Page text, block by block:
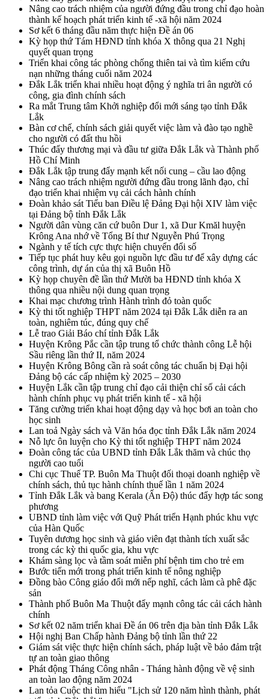
Nâng cao trách nhiệm của người đứng đầu trong chỉ đạo hoàn
thành kế hoạch phát triển kinh tế -xã hội năm 2024
Sơ kết 6 tháng đầu năm thực hiện Đề án 06
Kỳ họp thứ Tám HĐND tỉnh khóa X thông qua 21 Nghị
quyết quan trọng
Triển khai công tác phòng chống thiên tai và tìm kiếm cứu
nạn những tháng cuối năm 2024
Đắk Lắk triển khai nhiều hoạt động ý nghĩa tri ân người có
công, gia đình chính sách
Ra mắt Trung tâm Khởi nghiệp đổi mới sáng tạo tỉnh Đắk
Lắk
Bàn cơ chế, chính sách giải quyết việc làm và đào tạo nghề
cho người có đất thu hồi
Thúc đẩy thương mại và đầu tư giữa Đắk Lắk và Thành phố
Hồ Chí Minh
Đắk Lắk tập trung đẩy mạnh kết nối cung – cầu lao động
Nâng cao trách nhiệm người đứng đầu trong lãnh đạo, chỉ
đạo triển khai nhiệm vụ cải cách hành chính
Đoàn khảo sát Tiểu ban Điều lệ Đảng Đại hội XIV làm việc
tại Đảng bộ tỉnh Đắk Lắk
Người dân vùng căn cứ buôn Dur 1, xã Dur Kmăl huyện
Krông Ana nhớ về Tổng Bí thư Nguyễn Phú Trọng
Ngành y tế tích cực thực hiện chuyển đổi số
Tiếp tục phát huy kêu gọi nguồn lực đầu tư để xây dựng các
công trình, dự án của thị xã Buôn Hồ
Kỳ họp chuyên đề lần thứ Mười ba HĐND tỉnh khóa X
thông qua nhiều nội dung quan trọng
Khai mạc chương trình Hành trình đỏ toàn quốc
Kỳ thi tốt nghiệp THPT năm 2024 tại Đắk Lắk diễn ra an
toàn, nghiêm túc, đúng quy chế
Lễ trao Giải Báo chí tỉnh Đắk Lắk
Huyện Krông Pắc cần tập trung tổ chức thành công Lễ hội
Sầu riêng lần thứ II, năm 2024
Huyện Krông Bông cần rà soát công tác chuẩn bị Đại hội
Đảng bộ các cấp nhiệm kỳ 2025 – 2030
Huyện Lắk cần tập trung chỉ đạo cải thiện chỉ số cải cách
hành chính phục vụ phát triển kinh tế - xã hội
Tăng cường triển khai hoạt động dạy và học bơi an toàn cho
học sinh
Lan toả Ngày sách và Văn hóa đọc tỉnh Đắk Lắk năm 2024
Nỗ lực ôn luyện cho Kỳ thi tốt nghiệp THPT năm 2024
Đoàn công tác của UBND tỉnh Đắk Lắk thăm và chúc thọ
người cao tuổi
Chi cục Thuế TP. Buôn Ma Thuột đối thoại doanh nghiệp về
chính sách, thủ tục hành chính thuế lần 1 năm 2024
Tỉnh Đắk Lắk và bang Kerala (Ấn Độ) thúc đẩy hợp tác song
phương
UBND tỉnh làm việc với Quỹ Phát triển Hạnh phúc khu vực
của Hàn Quốc
Tuyên dương học sinh và giáo viên đạt thành tích xuất sắc
trong các kỳ thi quốc gia, khu vực
Khám sàng lọc và tầm soát miễn phí bệnh tim cho trẻ em
Bước tiến mới trong phát triển kinh tế nông nghiệp
Đồng bào Công giáo đổi mới nếp nghĩ, cách làm cà phê đặc
sản
Thành phố Buôn Ma Thuột đẩy mạnh công tác cải cách hành
chính
Sơ kết 02 năm triển khai Đề án 06 trên địa bàn tỉnh Đắk Lắk
Hội nghị Ban Chấp hành Đảng bộ tỉnh lần thứ 22
Giám sát việc thực hiện chính sách, pháp luật về bảo đảm trật
tự an toàn giao thông
Phát động Tháng Công nhân - Tháng hành động về vệ sinh
an toàn lao động năm 2024
Lan tỏa Cuộc thi tìm hiểu "Lịch sử 120 năm hình thành, phát